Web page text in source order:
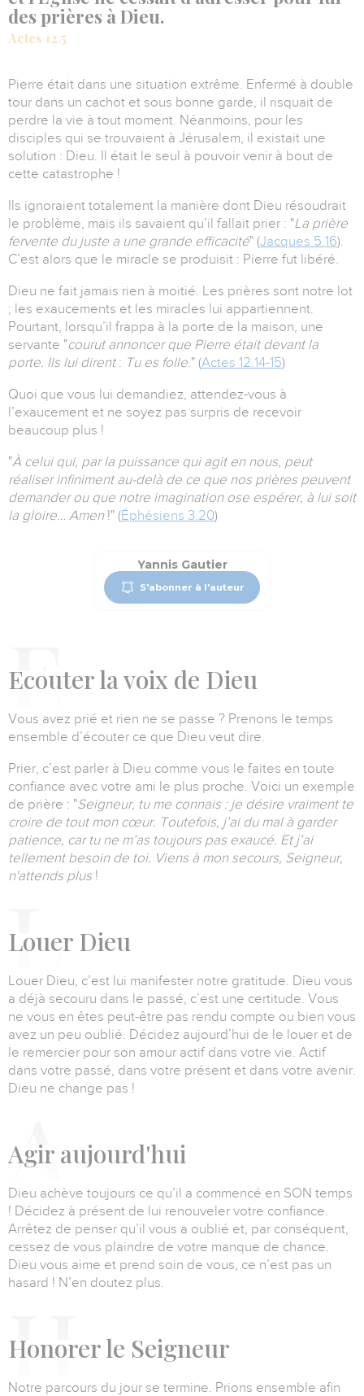
des prières à Dieu.
Actes 12.5
Pierre était dans une situation extrême. Enfermé à double
tour dans un cachot et sous bonne garde, il risquait de
perdre la vie à tout moment. Néanmoins, pour les
disciples qui se trouvaient à Jérusalem, il existait une
solution : Dieu.
Il était le seul à pouvoir venir à bout de
cette catastrophe !
Ils ignoraient totalement la manière dont Dieu résoudrait
le problème, mais ils savaient qu’il fallait prier : "La prière
fervente du juste a une grande efficacité" (Jacques 5.16).
C’est alors que le miracle se produisit : Pierre fut libéré.
Dieu ne fait jamais rien à moitié. Les prières sont notre lot
; les exaucements et les miracles lui appartiennent.
Pourtant, lorsqu’il frappa à la porte de la maison, une
servante "courut annoncer que Pierre était devant la
porte. Ils lui dirent: Tu es folle." (Actes 12.14-15)
Quoi que vous lui demandiez, attendez-vous à
l’exaucement et ne soyez pas surpris de recevoir
beaucoup plus !
"À celui qui, par la puissance qui agit en nous, peut
réaliser infiniment au-delà de ce que nos prières peuvent
demander ou que notre imagination ose espérer, à lui soit
la gloire… Amen!" (Éphésiens 3.20)
Yannis Gautier
S'abonner à l'auteur
Ecouter la voix de Dieu
Vous avez prié et rien ne se passe ? Prenons le temps
ensemble d’écouter ce que Dieu veut dire.
Prier, c’est parler à Dieu comme vous le faites en toute
confiance avec votre ami le plus proche. Voici un exemple
de prière : "Seigneur, tu me connais : je désire vraiment te
croire de tout mon cœur. Toutefois, j’ai du mal à garder
patience, car tu ne m’as toujours pas exaucé. Et j’ai
tellement besoin de toi. Viens à mon secours, Seigneur,
n'attends plus !
Louer Dieu
Louer Dieu, c’est lui manifester notre gratitude. Dieu vous
a déjà secouru dans le passé, c’est une certitude. Vous
ne vous en êtes peut-être pas rendu compte ou bien vous
avez un peu oublié. Décidez aujourd’hui de le louer et de
le remercier pour son amour actif dans votre vie. Actif
dans votre passé, dans votre présent et dans votre avenir.
Dieu ne change pas !
Agir aujourd'hui
Dieu achève toujours ce qu’il a commencé en SON temps
! Décidez à présent de lui renouveler votre confiance.
Arrêtez de penser qu’il vous a oublié et, par conséquent,
cessez de vous plaindre de votre manque de chance.
Dieu vous aime et prend soin de vous, ce n’est pas un
hasard ! N’en doutez plus.
Honorer le Seigneur
Notre parcours du jour se termine. Prions ensemble afin